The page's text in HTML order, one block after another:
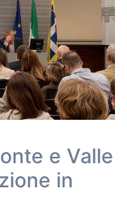
e Valle
in